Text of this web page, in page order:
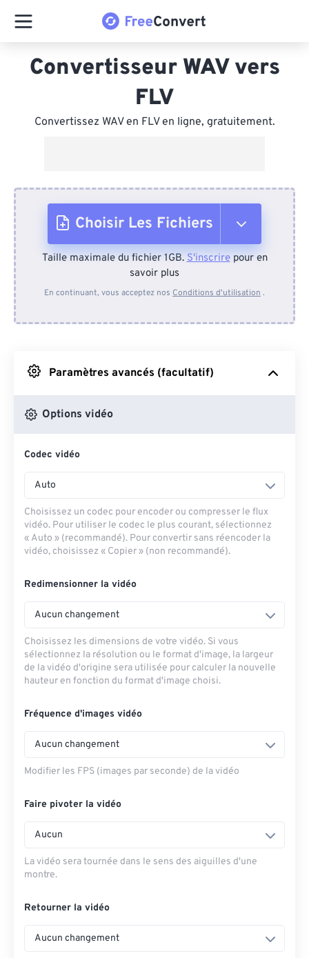
Convertisseur WAV vers
FLV
Convertissez WAV en FLV en ligne, gratuitement.
Choisir Les Fichiers
Depuis l'appareil
Depuis Google Drive
Depuis OneDrive
Taille maximale du fichier 1GB.S'inscrirepour en
savoir plus
En continuant, vous acceptez nos Conditions d'utilisation .
Paramètres avancés (facultatif)
Options vidéo
Codec vidéo
Auto
Choisissez un codec pour encoder ou compresser le flux
vidéo. Pour utiliser le codec le plus courant, sélectionnez
« Auto » (recommandé). Pour convertir sans réencoder la
vidéo, choisissez « Copier » (non recommandé).
Redimensionner la vidéo
Aucun changement
Choisissez les dimensions de votre vidéo. Si vous
sélectionnez la résolution ou le format d'image, la largeur
de la vidéo d'origine sera utilisée pour calculer la nouvelle
hauteur en fonction du format d'image choisi.
Fréquence d'images vidéo
Aucun changement
Modifier les FPS (images par seconde) de la vidéo
Faire pivoter la vidéo
Aucun
La vidéo sera tournée dans le sens des aiguilles d'une
montre.
Retourner la vidéo
Aucun changement